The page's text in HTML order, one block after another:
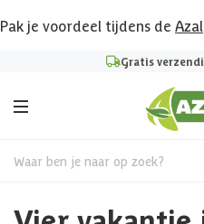
Pak je voordeel tijdens de
Gratis
Waar ben je naar op zoek?